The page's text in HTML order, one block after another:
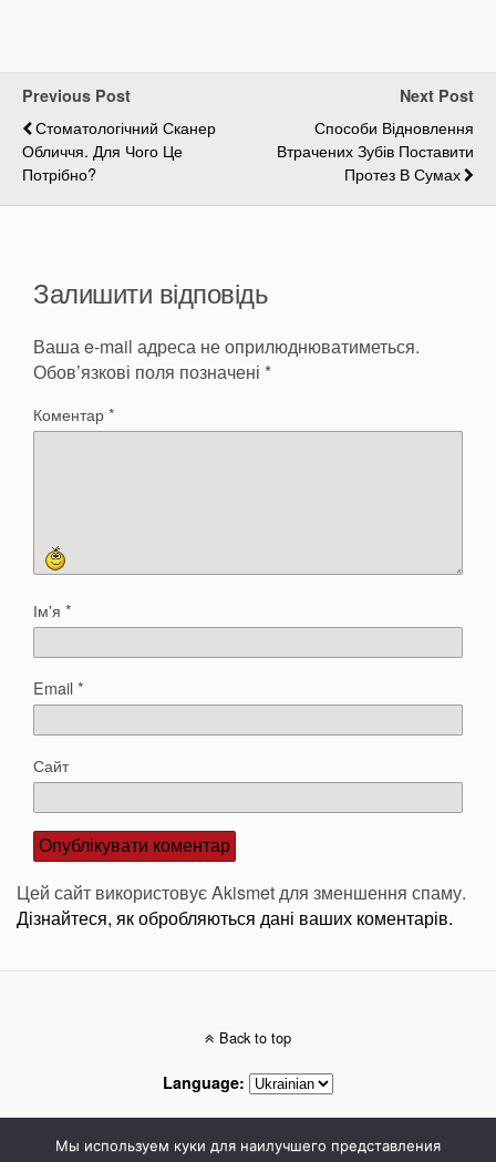
Previous Post
Стоматологічний Сканер
Обличчя. Для Чого Це
Потрібно?
Next Post
Способи Відновлення
Втрачених Зубів Поставити
Протез В Сумах
Залишити відповідь
Ваша e-mail адреса не оприлюднюватиметься.
Обов’язкові поля позначені *
Коментар*
Ім'я *
Email*
Сайт
Цей сайт використовує Akismet для зменшення спаму.
Дізнайтеся, як обробляються дані ваших коментарів.
Back to top
Language:
Mobile Desktop
Мы используем куки для наилучшего представления